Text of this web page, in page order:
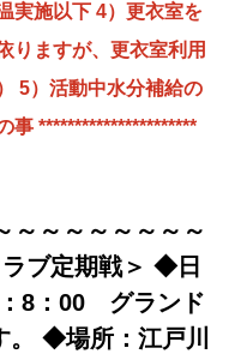
実施以下 4）更衣室を
りますが、更衣室利用
5）活動中水分補給の
事 **********************
～～～～～～～～
ブ定期戦＞ ◆日
8：00 グランド
。 ◆場所：江戸川